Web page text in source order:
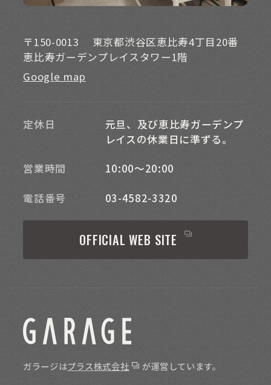
〒150-0013
東京都渋谷区恵比寿4丁目20番
恵比寿ガーデンプレイスタワー1階
Google map
定休日
元旦、及び恵比寿ガーデンプ
レイスの休業日に準ずる。
営業時間 10:00～20:00
電話番号 03-4582-3320
OFFICIAL WEB SITE
ガラージはプラス株式会社 が運営しています。